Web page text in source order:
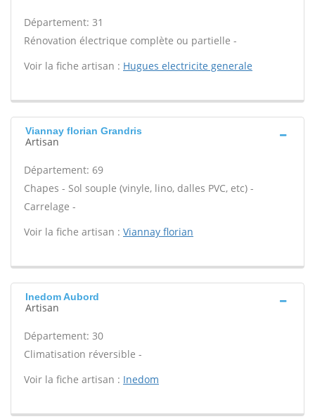
Département: 31
Rénovation électrique complète ou partielle -
Voir la fiche artisan : Hugues electricite generale
Viannay florian Grandris
Artisan
Département: 69
Chapes - Sol souple (vinyle, lino, dalles PVC, etc) -
Carrelage -
Voir la fiche artisan : Viannay florian
Inedom Aubord
Artisan
Département: 30
Climatisation réversible -
Voir la fiche artisan : Inedom